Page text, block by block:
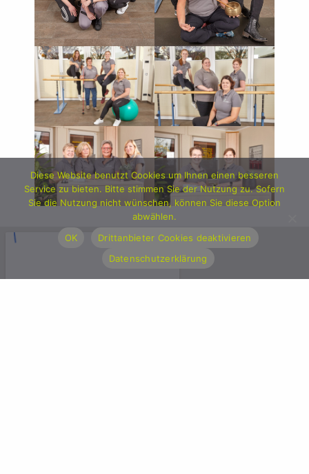
Diese Website benutzt Cookies um Ihnen einen besseren
Service zu bieten. Bitte stimmen Sie der Nutzung zu. Sofern
Sie die Nutzung nicht wünschen, können Sie diese Option
abwählen.
OK
Drittanbieter Cookies deaktivieren
Datenschutzerklärung